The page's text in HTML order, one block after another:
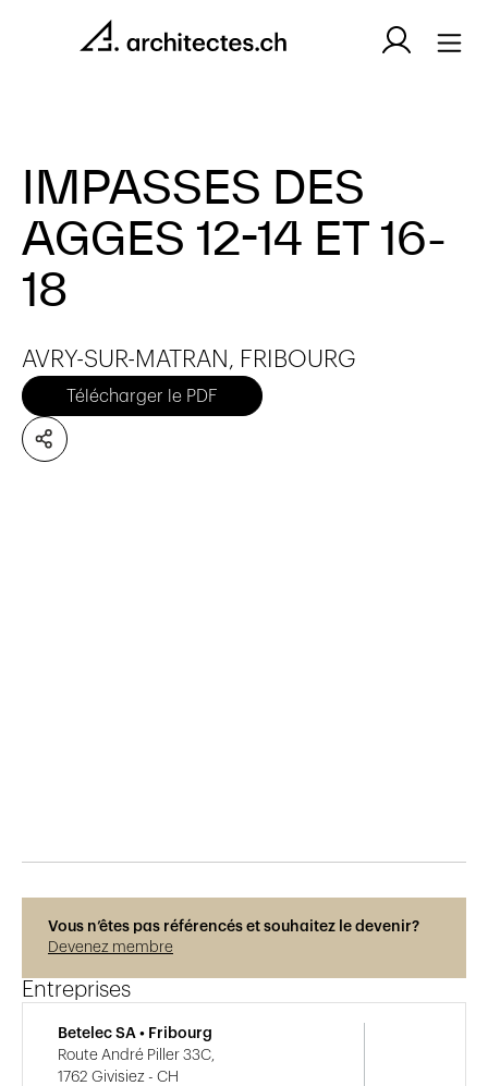
IMPASSES DES
AGGES 12-14 ET 16-
18
AVRY-SUR-MATRAN, FRIBOURG
Télécharger le PDF
Vous n’êtes pas référencés et souhaitez le devenir?
Devenez membre
Entreprises
Betelec SA • Fribourg
Route André Piller 33C,
1762 Givisiez - CH